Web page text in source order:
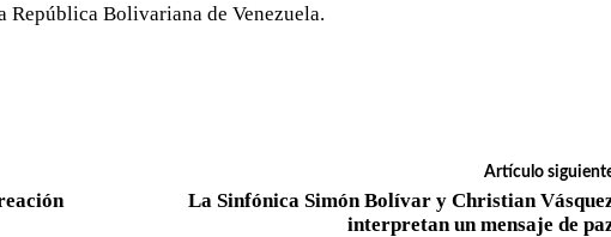
República Bolivariana de Venezuela.
Artículo
La Sinfónica Simón Bolívar y Christian
interpretan un mensaje de